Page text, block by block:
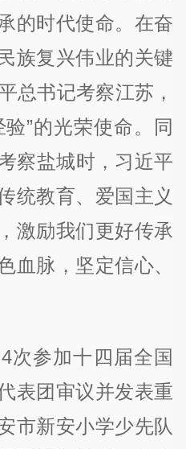
的时代使命。在奋
族复兴伟业的关键
总书记考察江苏，
”的光荣使命。同
察盐城时，习近平
统教育、爱国主义
激励我们更好传承
血脉，坚定信心、
参加十四届全国
表团审议并发表重
市新安小学少先队